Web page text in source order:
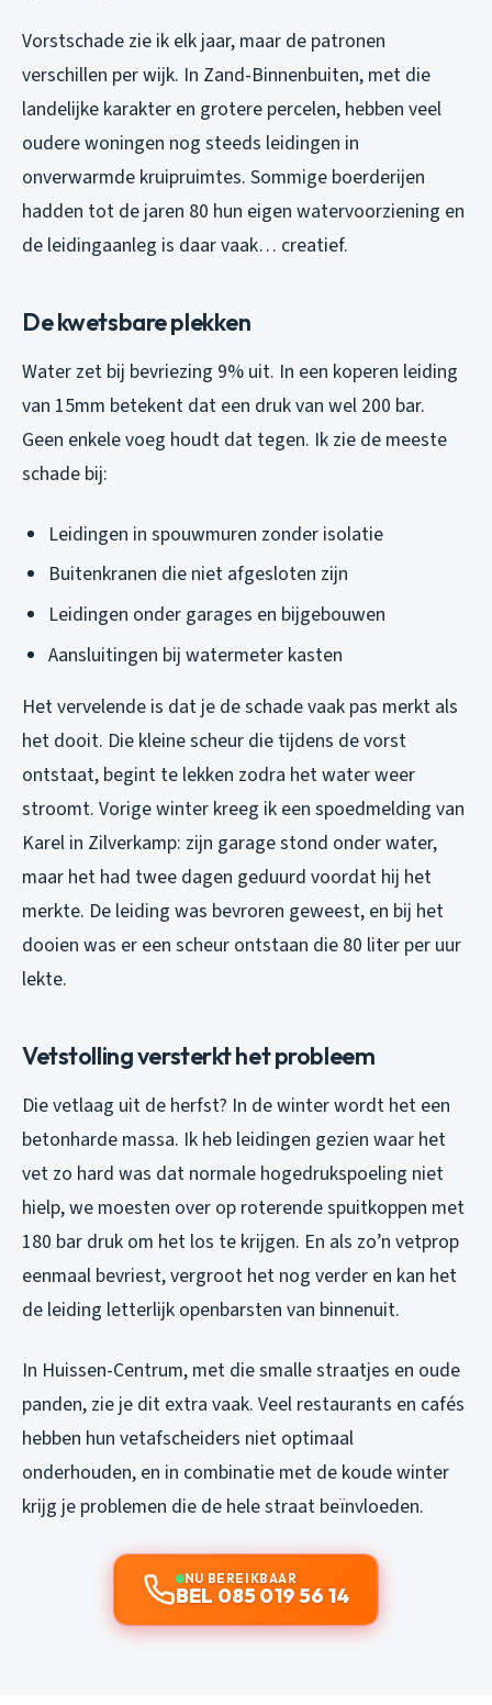
Vorstschade zie ik elk jaar, maar de patronen
verschillen per wijk. In Zand-Binnenbuiten, met die
landelijke karakter en grotere percelen, hebben veel
oudere woningen nog steeds leidingen in
onverwarmde kruipruimtes. Sommige boerderijen
hadden tot de jaren 80 hun eigen watervoorziening en
de leidingaanleg is daar vaak… creatief.
De kwetsbare plekken
Water zet bij bevriezing 9% uit. In een koperen leiding
van 15mm betekent dat een druk van wel 200 bar.
Geen enkele voeg houdt dat tegen. Ik zie de meeste
schade bij:
Leidingen in spouwmuren zonder isolatie
Buitenkranen die niet afgesloten zijn
Leidingen onder garages en bijgebouwen
Aansluitingen bij watermeter kasten
Het vervelende is dat je de schade vaak pas merkt als
het dooit. Die kleine scheur die tijdens de vorst
ontstaat, begint te lekken zodra het water weer
stroomt. Vorige winter kreeg ik een spoedmelding van
Karel in Zilverkamp: zijn garage stond onder water,
maar het had twee dagen geduurd voordat hij het
merkte. De leiding was bevroren geweest, en bij het
dooien was er een scheur ontstaan die 80 liter per uur
lekte.
Vetstolling versterkt het probleem
Die vetlaag uit de herfst? In de winter wordt het een
betonharde massa. Ik heb leidingen gezien waar het
vet zo hard was dat normale hogedrukspoeling niet
hielp, we moesten over op roterende spuitkoppen met
180 bar druk om het los te krijgen. En als zo’n vetprop
eenmaal bevriest, vergroot het nog verder en kan het
de leiding letterlijk openbarsten van binnenuit.
In Huissen-Centrum, met die smalle straatjes en oude
panden, zie je dit extra vaak. Veel restaurants en cafés
hebben hun vetafscheiders niet optimaal
onderhouden, en in combinatie met de koude winter
krijg je problemen die de hele straat beïnvloeden.
NU BEREIKBAAR
BEL 085 019 56 14